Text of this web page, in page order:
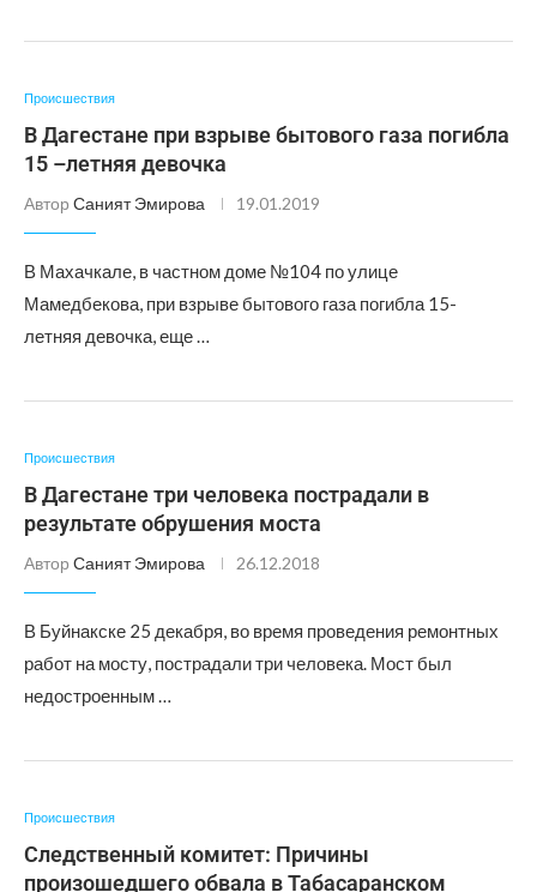
Происшествия
В Дагестане при взрыве бытового газа погибла
15 –летняя девочка
Автор Саният Эмирова 19.01.2019
В Махачкале, в частном доме №104 по улице
Мамедбекова, при взрыве бытового газа погибла 15-
летняя девочка, еще …
Происшествия
В Дагестане три человека пострадали в
результате обрушения моста
Автор Саният Эмирова 26.12.2018
В Буйнакске 25 декабря, во время проведения ремонтных
работ на мосту, пострадали три человека. Мост был
недостроенным …
Происшествия
Следственный комитет: Причины
произошедшего обвала в Табасаранском